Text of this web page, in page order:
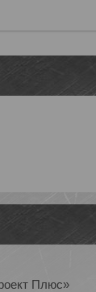
Плюс»